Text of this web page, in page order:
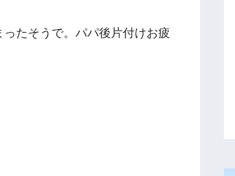
たそうで。パパ後片付けお疲